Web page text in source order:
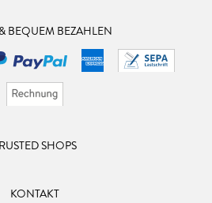
BEQUEM BEZAHLEN
SHOPS
KONTAKT